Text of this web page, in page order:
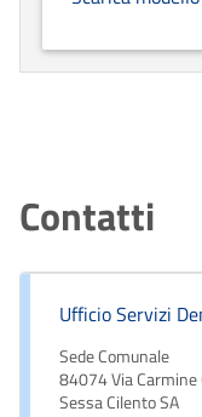
Contatti
Ufficio Servizi
Sede Comunale
84074 Via
Sessa Cilento SA